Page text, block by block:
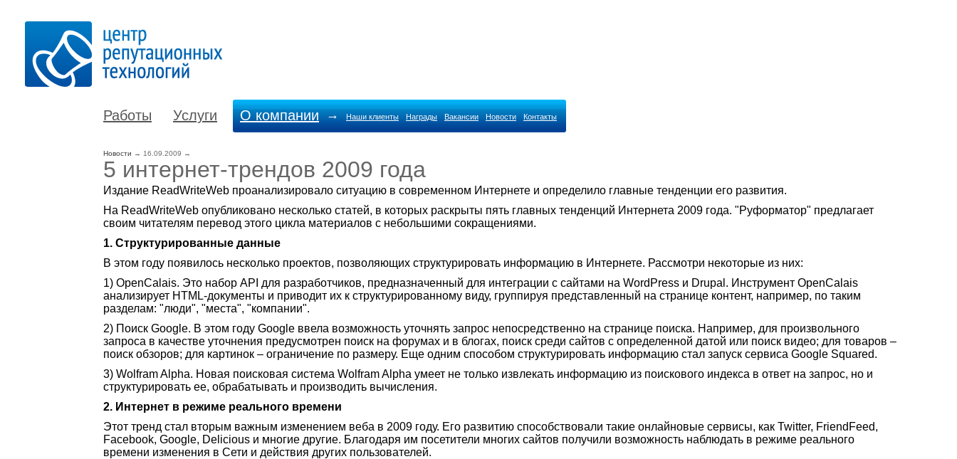
Работы Услуги О компании → Наши клиенты Награды Вакансии Новости Контакты
Новости → 16.09.2009 →
5 интернет-трендов 2009 года
Издание ReadWriteWeb проанализировало ситуацию в современном Интернете и определило главные тенденции его развития.
На ReadWriteWeb опубликовано несколько статей, в которых раскрыты пять главных тенденций Интернета 2009 года. "Руформатор" предлагает
своим читателям перевод этого цикла материалов с небольшими сокращениями.
1. Структурированные данные
В этом году появилось несколько проектов, позволяющих структурировать информацию в Интернете. Рассмотри некоторые из них:
1) OpenCalais. Это набор API для разработчиков, предназначенный для интеграции с сайтами на WordPress и Drupal. Инструмент OpenCalais
анализирует HTML-документы и приводит их к структурированному виду, группируя представленный на странице контент, например, по таким
разделам: "люди", "места", "компании".
2) Поиск Google. В этом году Google ввела возможность уточнять запрос непосредственно на странице поиска. Например, для произвольного
запроса в качестве уточнения предусмотрен поиск на форумах и в блогах, поиск среди сайтов с определенной датой или поиск видео; для товаров –
поиск обзоров; для картинок – ограничение по размеру. Еще одним способом структурировать информацию стал запуск сервиса Google Squared.
3) Wolfram Alpha. Новая поисковая система Wolfram Alpha умеет не только извлекать информацию из поискового индекса в ответ на запрос, но и
структурировать ее, обрабатывать и производить вычисления.
2. Интернет в режиме реального времени
Этот тренд стал вторым важным изменением веба в 2009 году. Его развитию способствовали такие онлайновые сервисы, как Twitter, FriendFeed,
Facebook, Google, Delicious и многие другие. Благодаря им посетители многих сайтов получили возможность наблюдать в режиме реального
времени изменения в Сети и действия других пользователей.